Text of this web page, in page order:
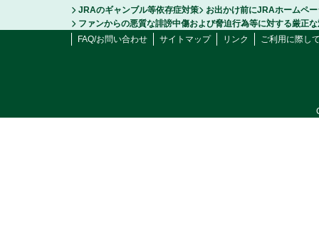
JRAのギャンブル等依存症対策
お出かけ前にJRAホームペ
ファンからの悪質な誹謗中傷および脅迫行為等に対する厳正
FAQ/お問い合わせ
サイトマップ リンク ご利用に際し